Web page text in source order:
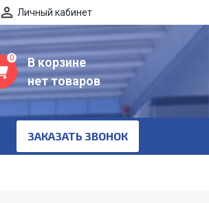
Личный кабинет
0
В корзине
нет товаров
ЗАКАЗАТЬ ЗВОНОК